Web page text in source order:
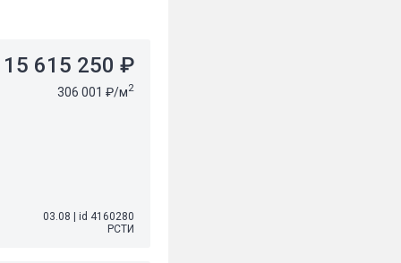
15 615 250 ₽
306 001 ₽/м2
03.08 | id 4160280
РСТИ